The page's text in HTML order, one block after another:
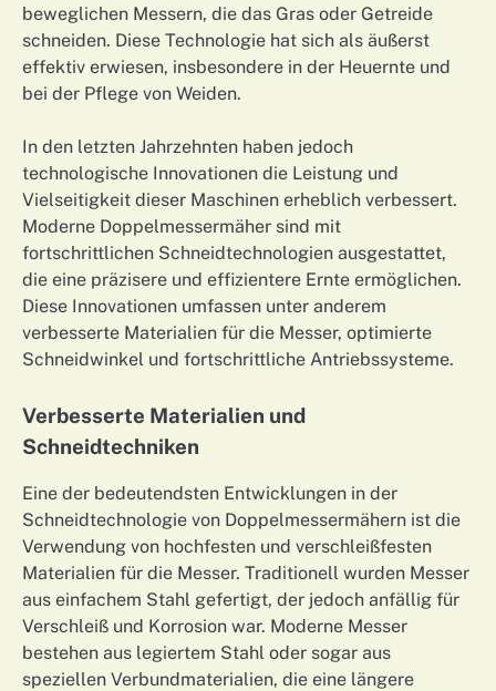
beweglichen Messern, die das Gras oder Getreide
schneiden. Diese Technologie hat sich als äußerst
effektiv erwiesen, insbesondere in der Heuernte und
bei der Pflege von Weiden.
In den letzten Jahrzehnten haben jedoch
technologische Innovationen die Leistung und
Vielseitigkeit dieser Maschinen erheblich verbessert.
Moderne Doppelmessermäher sind mit
fortschrittlichen Schneidtechnologien ausgestattet,
die eine präzisere und effizientere Ernte ermöglichen.
Diese Innovationen umfassen unter anderem
verbesserte Materialien für die Messer, optimierte
Schneidwinkel und fortschrittliche Antriebssysteme.
Verbesserte Materialien und
Schneidtechniken
Eine der bedeutendsten Entwicklungen in der
Schneidtechnologie von Doppelmessermähern ist die
Verwendung von hochfesten und verschleißfesten
Materialien für die Messer. Traditionell wurden Messer
aus einfachem Stahl gefertigt, der jedoch anfällig für
Verschleiß und Korrosion war. Moderne Messer
bestehen aus legiertem Stahl oder sogar aus
speziellen Verbundmaterialien, die eine längere